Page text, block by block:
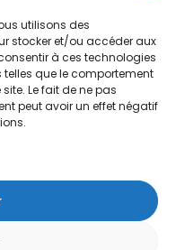
utilisons des
stocker et/ou accéder aux
à ces technologies
que le comportement
Le fait de ne pas
peut avoir un effet négatif